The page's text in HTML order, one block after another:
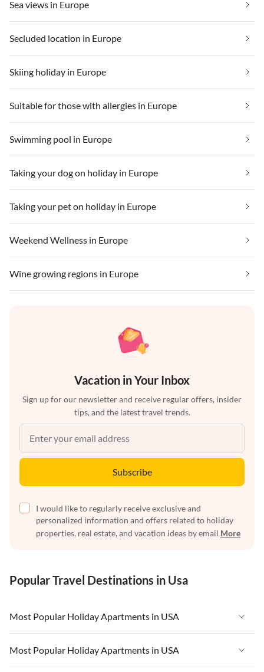
Sea views in Europe
Secluded location in Europe
Skiing holiday in Europe
Suitable for those with allergies in Europe
Swimming pool in Europe
Taking your dog on holiday in Europe
Taking your pet on holiday in Europe
Weekend Wellness in Europe
Wine growing regions in Europe
Vacation in Your Inbox
Sign up for our newsletter and receive regular offers, insider
tips, and the latest travel trends.
Subscribe
I would like to regularly receive exclusive and
personalized information and offers related to holiday
properties, real estate, and vacation ideas by email More
Popular Travel Destinations in Usa
Most Popular Holiday Apartments in USA
Vacation Apartments in USA
Vacation Apartments in Florida
Most Popular Holiday Apartments in USA